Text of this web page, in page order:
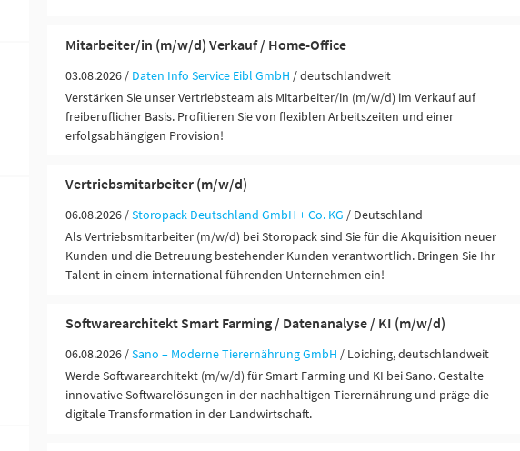
Mitarbeiter/in (m/w/d) Verkauf / Home-Office
03.08.2026 / Daten Info Service Eibl GmbH / deutschlandweit
Verstärken Sie unser Vertriebsteam als Mitarbeiter/in (m/w/d) im Verkauf auf
freiberuflicher Basis. Profitieren Sie von flexiblen Arbeitszeiten und einer
erfolgsabhängigen Provision!
Vertriebsmitarbeiter (m/w/d)
06.08.2026 /Storopack Deutschland GmbH + Co. KG / Deutschland
Als Vertriebsmitarbeiter (m/w/d) bei Storopack sind Sie für die Akquisition neuer
Kunden und die Betreuung bestehender Kunden verantwortlich. Bringen Sie Ihr
Talent in einem international führenden Unternehmen ein!
Softwarearchitekt Smart Farming / Datenanalyse / KI (m/w/d)
06.08.2026 /Sano – Moderne Tierernährung GmbH / Loiching, deutschlandweit
Werde Softwarearchitekt (m/w/d) für Smart Farming und KI bei Sano. Gestalte
innovative Softwarelösungen in der nachhaltigen Tierernährung und präge die
digitale Transformation in der Landwirtschaft.